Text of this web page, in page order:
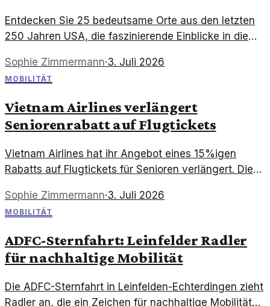
Entdecken Sie 25 bedeutsame Orte aus den letzten
250 Jahren USA, die faszinierende Einblicke in die
Sophie Zimmermann·3. Juli 2026
MOBILITÄT
Vietnam Airlines verlängert
Seniorenrabatt auf Flugtickets
Vietnam Airlines hat ihr Angebot eines 15%igen
Rabatts auf Flugtickets für Senioren verlängert. Diese
sorgt für mehr Mobilität.
Sophie Zimmermann·3. Juli 2026
MOBILITÄT
ADFC-Sternfahrt: Leinfelder Radler
für nachhaltige Mobilität
Die ADFC-Sternfahrt in Leinfelden-Echterdingen zieht
Radler an, die ein Zeichen für nachhaltige Mobilität